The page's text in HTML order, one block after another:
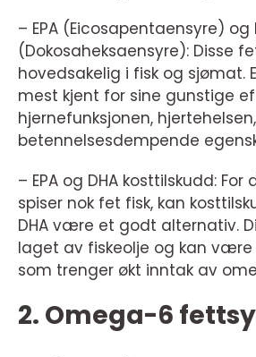
– EPA (Eicosapentaensyre) og
(Dokosaheksaensyre): Disse
hovedsakelig i fisk og sjømat.
mest kjent for sine gunstige
hjernefunksjonen,
betennelsesdempende
– EPA og DHA kosttilskudd: For
spiser nok fet fisk, kan
DHA være et godt alternativ.
laget av fiskeolje og kan
som trenger økt inntak av
2. Omega-6